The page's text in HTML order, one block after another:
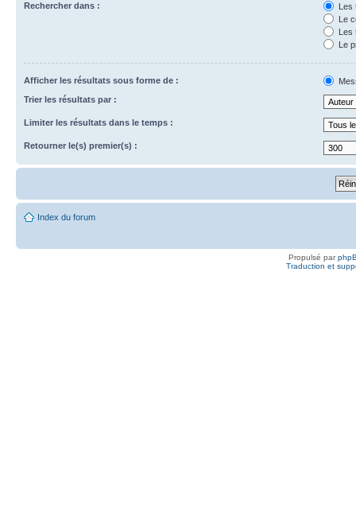
Rechercher dans :
Les
Le
Les
Le
Afficher les résultats sous forme de :
Trier les résultats par :
Limiter les résultats dans le temps :
Retourner le(s) premier(s) :
Index du forum
Propulsé par
Traduction et